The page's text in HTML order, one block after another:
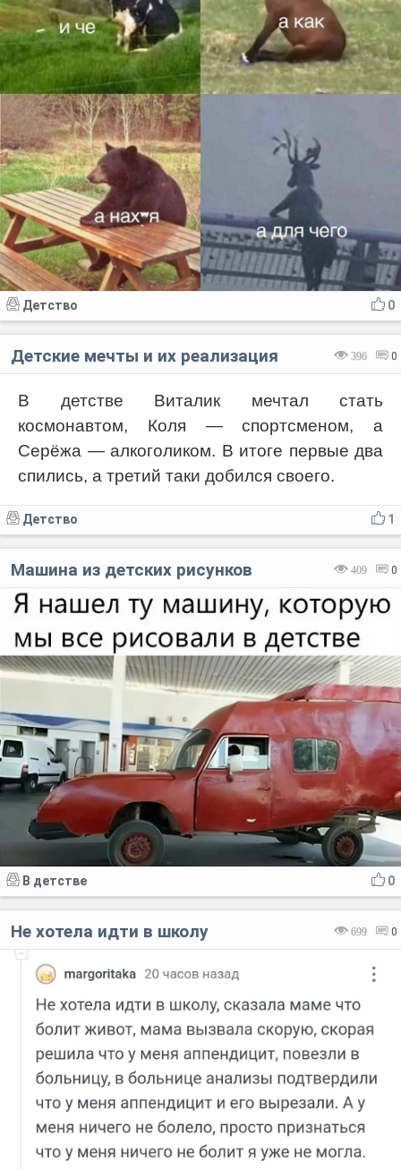
0
Детство
396 0
Детские мечты и их реализация
В детстве Виталик мечтал стать
космонавтом, Коля — спортсменом, а
Серёжа — алкоголиком. В итоге первые два
спились, а третий таки добился своего.
1
Детство
409 0
Машина из детских рисунков
0
В детстве
699 0
Не хотела идти в школу